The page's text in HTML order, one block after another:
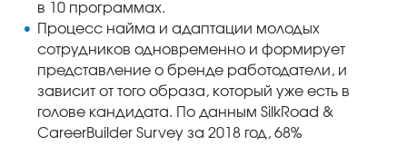
в 10 программах.
Процесс найма и адаптации молодых
сотрудников одновременно и формирует
представление о бренде работодатели, и
зависит от того образа, который уже есть в
голове кандидата. По данным SilkRoad &
CareerBuilder Survey за 2018 год, 68%